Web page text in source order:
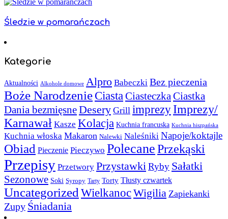
Śledzie w pomarańczach
Kategorie
Aktualności Alkohole domowe Alpro Babeczki Bez pieczenia
Boże NarodzenieCiastaCiasteczkaCiastka
Dania bezmięsneDesery Grill imprezy Imprezy/
Karnawał Kasze Kolacja Kuchnia francuska Kuchnia hiszpańska
Kuchnia włoska Makaron Nalewki Naleśniki Napoje/koktajle
Obiad Pieczenie Pieczywo PolecanePrzekąski
Przepisy Przetwory PrzystawkiRyby Sałatki
Sezonowe Soki Syropy Tarty Torty Tłusty czwartek
Uncategorized WielkanocWigilia Zapiekanki
Zupy Śniadania